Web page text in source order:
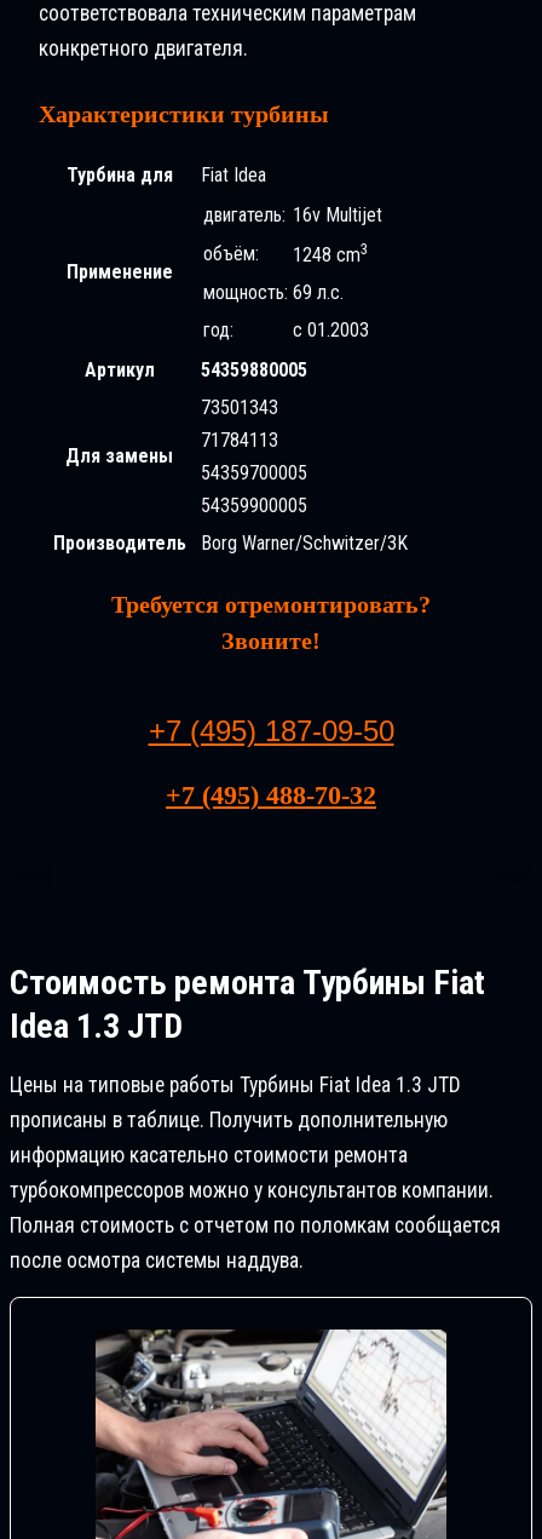
соответствовала техническим параметрам
конкретного двигателя.
Характеристики турбины
Турбина для Fiat Idea
Применение
двигатель: 16v Multijet
объём:
1248 cm3
мощность: 69 л.с.
год:
с 01.2003
Артикул
54359880005
Для замены
73501343
71784113
54359700005
54359900005
Производитель
Borg Warner/Schwitzer/3K
Требуется отремонтировать?
Звоните!
+7 (495) 187-09-50
+7 (495) 488-70-32
Стоимость ремонта Турбины Fiat
Idea 1.3 JTD
Цены на типовые работы Турбины Fiat Idea 1.3 JTD
прописаны в таблице. Получить дополнительную
информацию касательно стоимости ремонта
турбокомпрессоров можно у консультантов компании.
Полная стоимость с отчетом по поломкам сообщается
после осмотра системы наддува.